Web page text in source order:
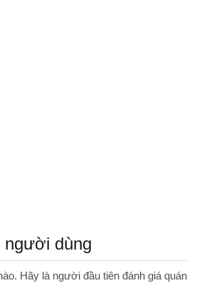
dùng
Hãy là người đầu tiên đánh giá quán